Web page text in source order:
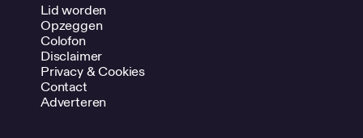
Lid worden
Opzeggen
Colofon
Disclaimer
Privacy & Cookies
Contact
Adverteren